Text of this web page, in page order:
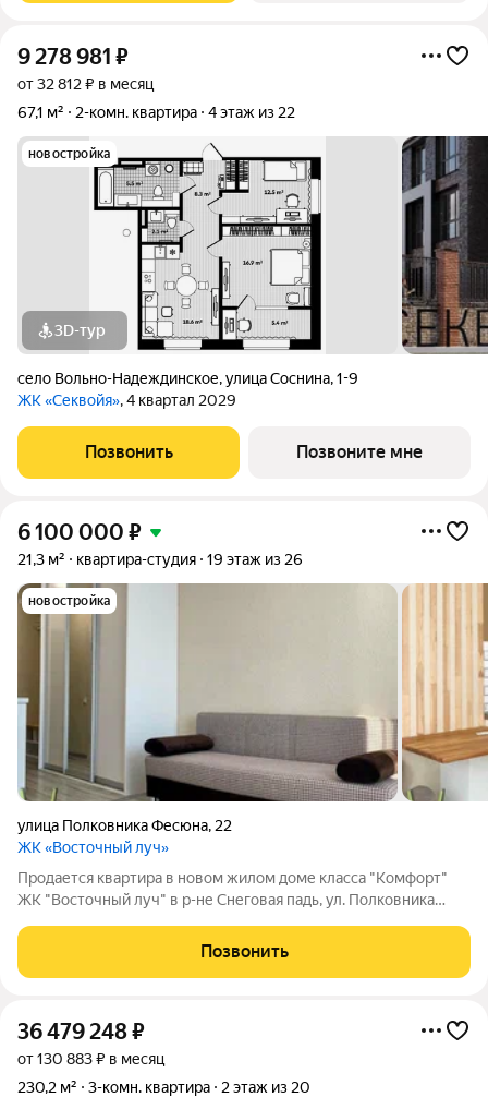
9 278 981 ₽
от 32 812 ₽ в месяц
67,1 м²
2-комн. квартира 4 этаж из 22
новостройка
3D-тур
село Вольно-Надеждинское,улица Соснина,1-9
ЖК «Cеквойя», 4 квартал 2029
Позвонить Позвоните мне
6 100 000 ₽
21,3 м² квартира-студия 19 этаж из 26
новостройка
улица Полковника Фесюна, 22
ЖК «Восточный луч»
Продается квартира в новом жилом доме класса "Комфорт"
ЖК "Восточный луч" в р-не Снеговая падь, ул. Полковника
Высокие натяжные потолки МЕБЛИРОВАНА - кухонный
гарнитур - обеденная зона - холодильник -
Позвонить
36 479 248₽
от 130 883 ₽ в месяц
230,2 м²
3-комн. квартира 2 этаж из 20